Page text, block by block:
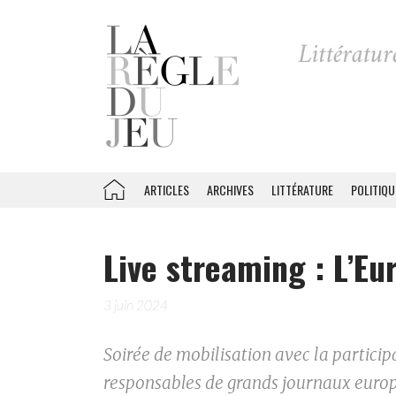
ARTICLES ARCHIVES LITTÉRATURE
Live streaming :
3 juin 2024
Soirée de mobilisation avec la
responsables de grands journaux